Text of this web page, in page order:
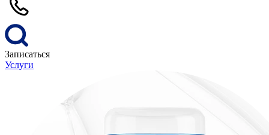
Записаться
Услуги